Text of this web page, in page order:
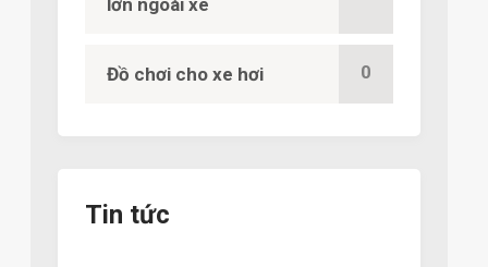
lớn ngoài xe
Đồ chơi cho xe hơi 0
Tin tức